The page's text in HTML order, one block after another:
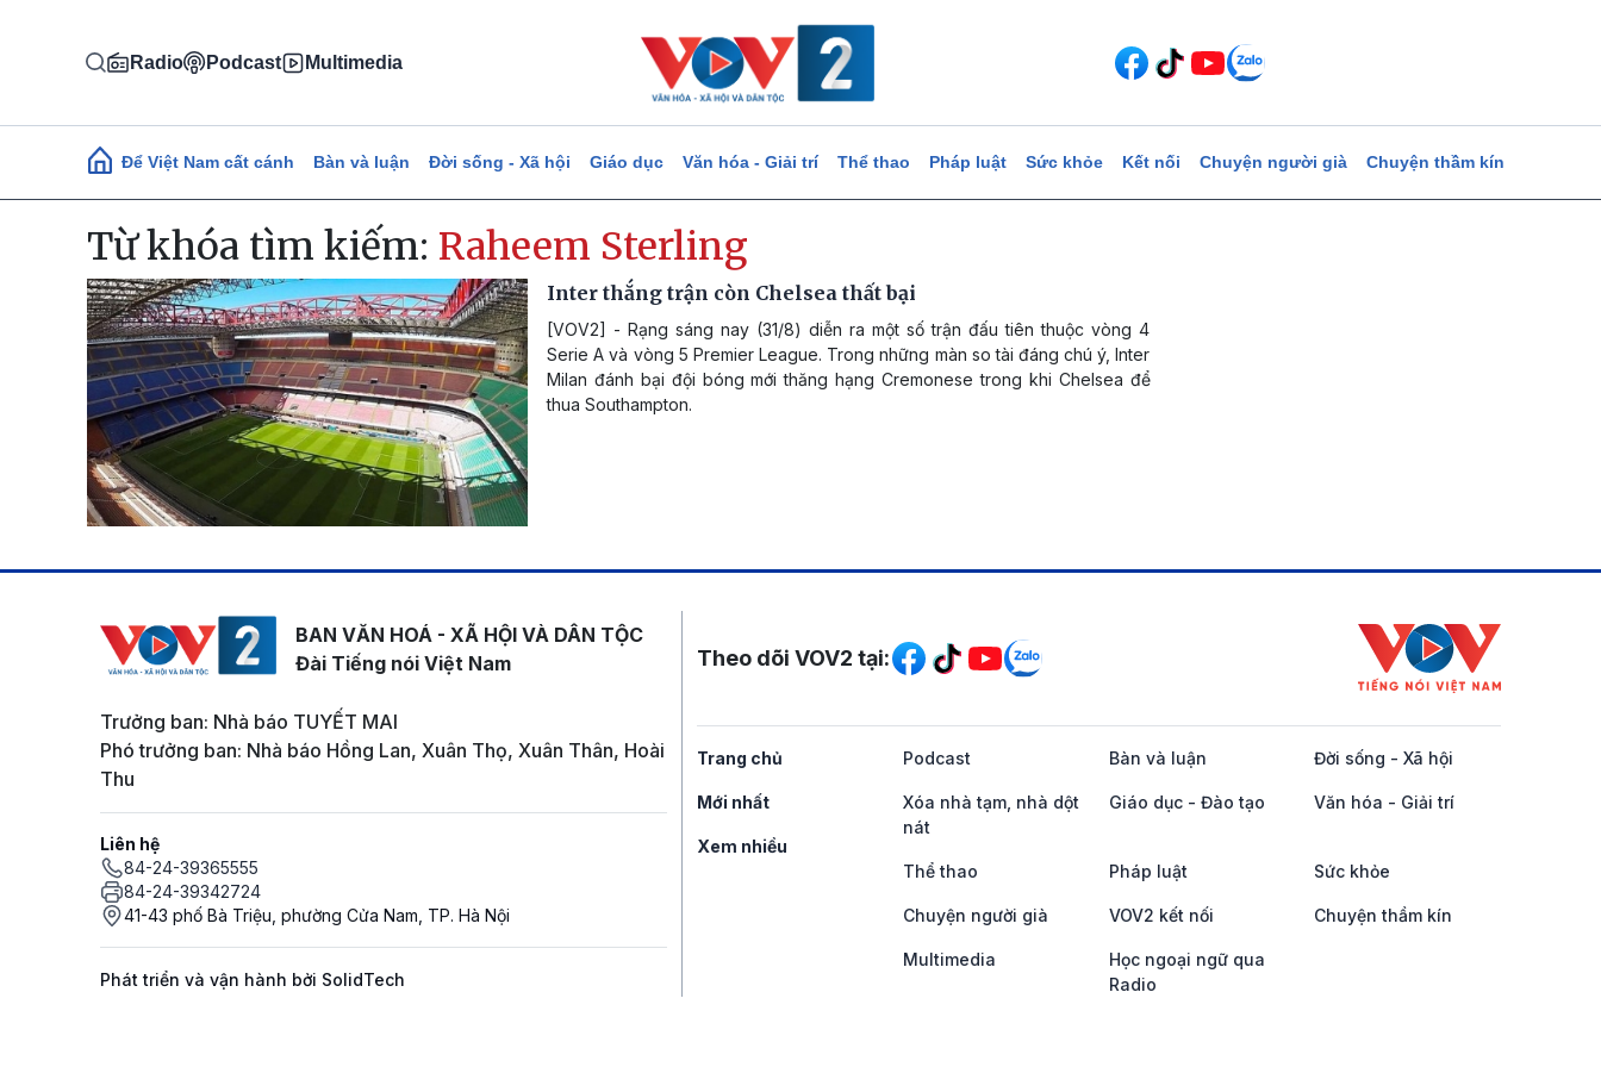
Radio Podcast Multimedia
Main navigation
Để Việt Nam cất cánh Bàn và luận Đời sống - Xã hội Giáo dục Văn hóa - Giải trí Thể thao Pháp luật Sức khỏe Kết nối Chuyện người già Chuyện thầm kín
Từ khóa tìm kiếm: Raheem Sterling
Inter thắng trận còn Chelsea thất bại
[VOV2] - Rạng sáng nay (31/8) diễn ra một số trận đấu tiên thuộc vòng 4
Serie A và vòng 5 Premier League. Trong những màn so tài đáng chú ý, Inter
Milan đánh bại đội bóng mới thăng hạng Cremonese trong khi Chelsea để
thua Southampton.
BAN VĂN HOÁ - XÃ HỘI VÀ DÂN TỘC
Đài Tiếng nói Việt Nam
Trưởng ban: Nhà báo TUYẾT MAI
Phó trưởng ban: Nhà báo Hồng Lan, Xuân Thọ, Xuân Thân, Hoài
Thu
Liên hệ
84-24-39365555
84-24-39342724
41-43 phố Bà Triệu, phường Cửa Nam, TP. Hà Nội
Phát triển và vận hành bởi SolidTech
Mạng xã hội
Theo dõi VOV2 tại:
Trang chủ
Mới nhất
Xem nhiều
Podcast Bàn và luận Đời sống - Xã hội
Xóa nhà tạm, nhà dột
nát
Giáo dục - Đào tạo Văn hóa - Giải trí
Thể thao Pháp luật Sức khỏe
Chuyện người già VOV2 kết nối Chuyện thầm kín
Multimedia
Học ngoại ngữ qua
Radio